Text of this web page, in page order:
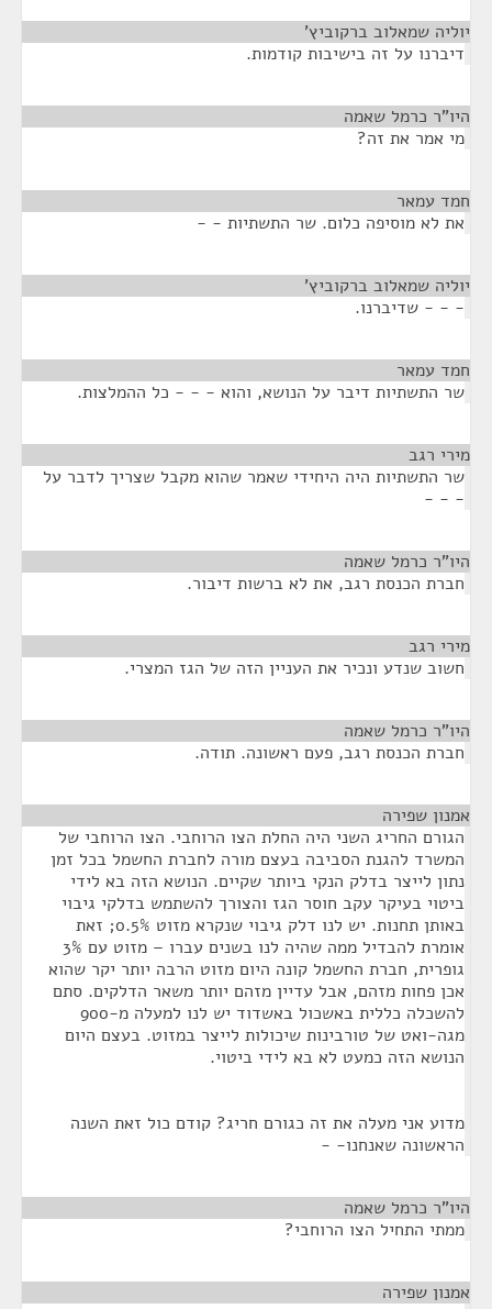
יוליה שמאלוב ברקוביץ'
דיברנו על זה בישיבות קודמות.
היו"ר כרמל שאמה
מי אמר את זה?
חמד עמאר
את לא מוסיפה כלום. שר התשתיות - -
יוליה שמאלוב ברקוביץ'
- - - שדיברנו.
חמד עמאר
שר התשתיות דיבר על הנושא, והוא - - - כל ההמלצות.
מירי רגב
שר התשתיות היה היחידי שאמר שהוא מקבל שצריך לדבר על
- - -
היו"ר כרמל שאמה
חברת הכנסת רגב, את לא ברשות דיבור.
מירי רגב
חשוב שנדע ונכיר את העניין הזה של הגז המצרי.
היו"ר כרמל שאמה
חברת הכנסת רגב, פעם ראשונה. תודה.
אמנון שפירה
הגורם החריג השני היה החלת הצו הרוחבי. הצו הרוחבי של
המשרד להגנת הסביבה בעצם מורה לחברת החשמל בכל זמן
נתון לייצר בדלק הנקי ביותר שקיים. הנושא הזה בא לידי
ביטוי בעיקר עקב חוסר הגז והצורך להשתמש בדלקי גיבוי
באותן תחנות. יש לנו דלק גיבוי שנקרא מזוט 0.5%; זאת
אומרת להבדיל ממה שהיה לנו בשנים עברו – מזוט עם 3%
גופרית, חברת החשמל קונה היום מזוט הרבה יותר יקר שהוא
אכן פחות מזהם, אבל עדיין מזהם יותר משאר הדלקים. סתם
להשכלה כללית באשכול באשדוד יש לנו למעלה מ-900
מגה-ואט של טורבינות שיכולות לייצר במזוט. בעצם היום
הנושא הזה כמעט לא בא לידי ביטוי.
מדוע אני מעלה את זה כגורם חריג? קודם כול זאת השנה
הראשונה שאנחנו- -
היו"ר כרמל שאמה
ממתי התחיל הצו הרוחבי?
אמנון שפירה